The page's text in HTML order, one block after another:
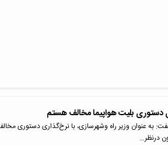
دستوری بلیت هواپیما مخالف هستم
به عنوان وزیر راه وشهرسازی، با نرخ‌گذاری دستوری
درنظر…